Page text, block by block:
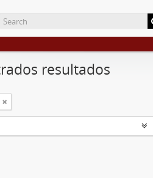
resultados